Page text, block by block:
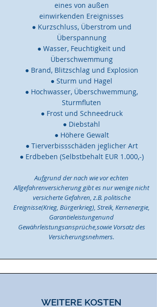
eines von außen
einwirkenden Ereignisses
● Kurzschluss, Überstrom und
Überspannung
● Wasser, Feuchtigkeit und
Überschwemmung
● Brand, Blitzschlag und Explosion
● Sturm und Hagel
● Hochwasser, Überschwemmung,
Sturmfluten
● Frost und Schneedruck
● Diebstahl
● Höhere Gewalt
● Tierverbissschäden jeglicher Art
● Erdbeben (Selbstbehalt EUR 1.000,-)
Aufgrund der nach wie vor echten
Allgefahrenversicherung gibt es nur wenige nicht
versicherte Gefahren, z.B. politische
Ereignisse(Krieg, Bürgerkrieg), Streik, Kernenergie,
Garantieleistungenund
Gewährleistungsansprüche,sowie Vorsatz des
Versicherungsnehmers.
WEITERE KOSTEN